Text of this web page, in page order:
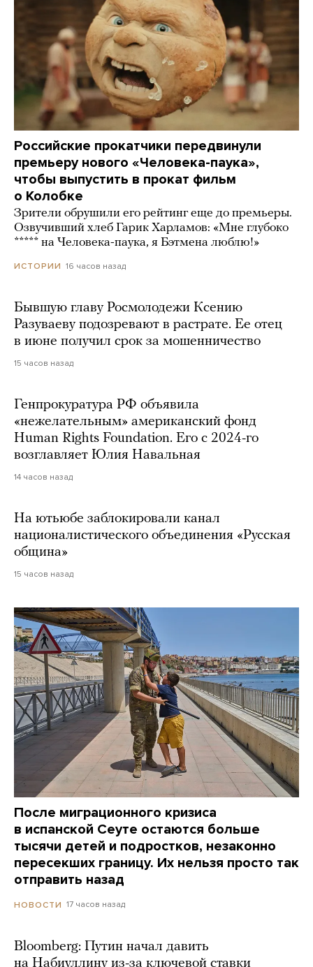
Российские прокатчики передвинули
премьеру нового «Человека-паука»,
чтобы выпустить в прокат фильм
о Колобке
Зрители обрушили его рейтинг еще до премьеры.
Озвучивший хлеб Гарик Харламов: «Мне глубоко
***** на Человека-паука, я Бэтмена люблю!»
ИСТОРИИ 16 часов назад
Бывшую главу Росмолодежи Ксению
Разуваеву подозревают в растрате. Ее отец
в июне получил срок за мошенничество
15 часов назад
Генпрокуратура РФ объявила
«нежелательным» американский фонд
Human Rights Foundation. Его с 2024-го
возглавляет Юлия Навальная
14 часов назад
На ютьюбе заблокировали канал
националистического объединения «Русская
община»
15 часов назад
После миграционного кризиса
в испанской Сеуте остаются больше
тысячи детей и подростков, незаконно
пересекших границу. Их нельзя просто так
отправить назад
НОВОСТИ 17 часов назад
Bloomberg: Путин начал давить
на Набиуллину из-за ключевой ставки